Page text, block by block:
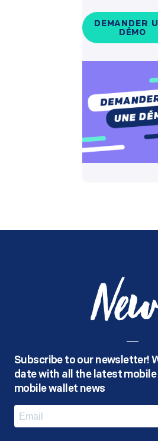
DEMANDER
DÉMO
Subscribe to our newsletter!
date with all the latest
mobile wallet news